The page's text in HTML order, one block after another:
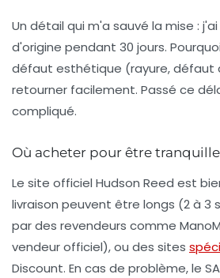
Un détail qui m'a sauvé la mise :
d'origine pendant 30 jours.
défaut esthétique (rayure, défaut
retourner facilement. Passé ce
compliqué.
Où acheter pour être
Le site officiel Hudson Reed est
livraison peuvent être longs (2 à 3
par des revendeurs comme
vendeur officiel), ou des sites
Discount. En cas de problème, le